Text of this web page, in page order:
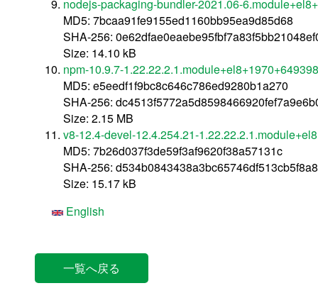
nodejs-packaging-bundler-2021.06-
MD5: 7bcaa91fe9155ed1160bb95ea9d85d68
SHA-256:
Size: 14.10 kB
npm-10.9.7-
MD5: e5eedf1f9bc8c646c786ed9280b1a270
SHA-256:
Size: 2.15 MB
v8-12.4-devel-12.4.254.21-
MD5: 7b26d037f3de59f3af9620f38a57131c
SHA-256:
Size: 15.17 kB
English
一覧へ戻る